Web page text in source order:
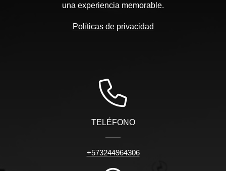
una experiencia memorable.
Políticas de privacidad
TELÉFONO
+573244964306